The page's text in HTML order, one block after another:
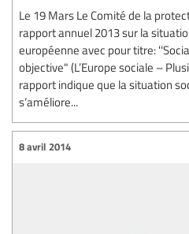
Le 19 Mars Le Comité de la
rapport annuel 2013 sur la
européenne avec pour titre:
objective" (L’Europe sociale –
rapport indique que la situation
s’améliore...
8 avril 2014